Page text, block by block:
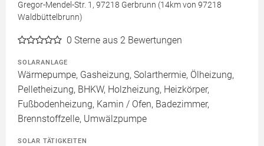
Gregor-Mendel-Str. 1, 97218 Gerbrunn (14km von 97218
Waldbüttelbrunn)
0 Sterne aus 2 Bewertungen
SOLARANLAGE
Wärmepumpe, Gasheizung, Solarthermie, Ölheizung,
Pelletheizung, BHKW, Holzheizung, Heizkörper,
Fußbodenheizung, Kamin / Ofen, Badezimmer,
Brennstoffzelle, Umwälzpumpe
SOLAR TÄTIGKEITEN